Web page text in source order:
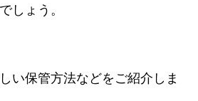
しょう。
い保管方法などをご紹介しま